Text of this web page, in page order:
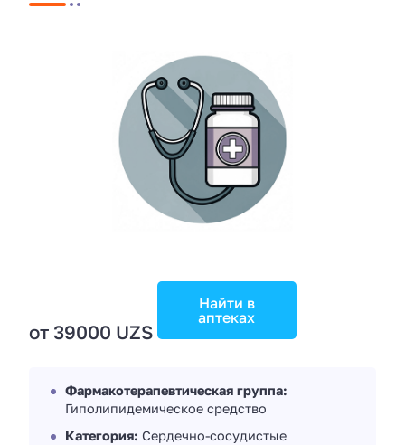
от 39000 UZS
Найти в
аптеках
Фармакотерапевтическая группа:
Гиполипидемическое средство
Категория: Сердечно-сосудистые